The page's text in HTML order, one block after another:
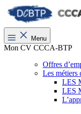
Menu
Mon CV CCCA-BTP
Offres
Les métiers
LES
LES